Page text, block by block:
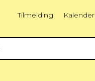
Tilmelding Kalender